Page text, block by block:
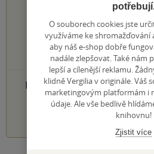
0×
5
0×
4
3
0×
2
0×
1
PŘIDEJTE SVÉ
1 2 3 4 5
O souborech cookies jste
využíváme ke shromažďování
aby náš e-shop dobře
nadále zlepšovat. Také nám
lepší a cílenější reklamu.
klidně Vergilia v originále. Váš
marketingovým platformám i
údaje. Ale vše bedlivě
knihovnu!
Zjistit více